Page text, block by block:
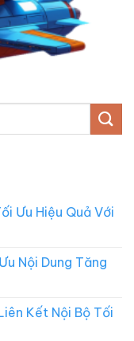
Ưu Hiệu Quả Với
Nội Dung Tăng
Kết Nội Bộ Tối